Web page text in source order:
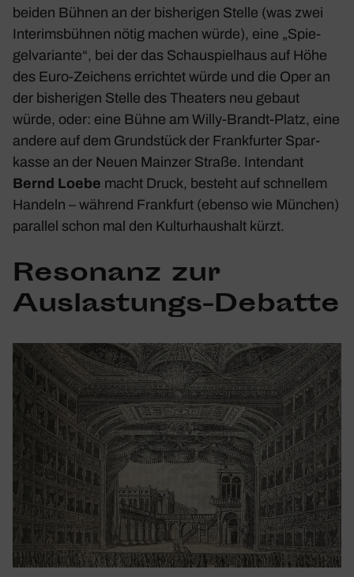
beiden Bühnen an der bishe­rigen Stelle (was zwei
Inte­rims­bühnen nötig machen würde), eine „Spie­
gel­va­ri­ante“, bei der das Schau­spiel­haus auf Höhe
des Euro-Zeichens errichtet würde und die Oper an
der bishe­rigen Stelle des Thea­ters neu gebaut
würde, oder: eine Bühne am Willy-Brandt-Platz, eine
andere auf dem Grund­stück der Frank­furter Spar­
kasse an der Neuen Mainzer Straße. Inten­dant
Bernd Loebe macht Druck, besteht auf schnellem
Handeln – während Frank­furt (ebenso wie München)
parallel schon mal den Kultur­haus­halt kürzt.
Reso­nanz zur
Auslas­tungs-Debatte